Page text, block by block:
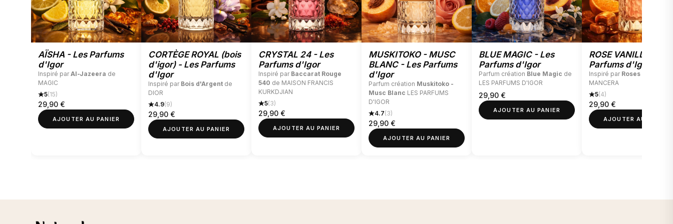
70€ d'achat sur Notes de Parfums.
AÏSHA - Les Parfums
d'Igor
Inspiré parAl-Jazeera de
MAGIC
5(15)
29,90 €
AJOUTER AU PANIER
CORTÈGE ROYAL (bois
d'igor) - Les Parfums
d'Igor
Inspiré par Bois d'Argent de
DIOR
4.9(9)
29,90 €
AJOUTER AU PANIER
CRYSTAL 24 - Les
Parfums d'Igor
Inspiré par Baccarat Rouge
540 de MAISON FRANCIS
KURKDJIAN
5(3)
29,90 €
AJOUTER AU PANIER
MUSKITOKO - MUSC
BLANC - Les Parfums
d'Igor
Parfum création Muskitoko -
Musc Blanc LES PARFUMS
D'IGOR
4.7(3)
29,90 €
AJOUTER AU PANIER
BLUE MAGIC - Les
Parfums d'Igor
Parfum création Blue Magic de
LES PARFUMS D'IGOR
29,90 €
AJOUTER AU PANIER
ROSE VANILLE - Les
Parfums d'Igor
Inspiré par Roses Vanille
MANCERA
5(4)
29,90 €
AJOUTER AU PANIER